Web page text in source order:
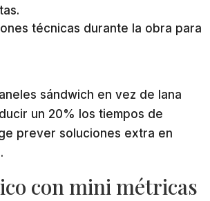
técnicas durante la obra para
sándwich en vez de lana
un 20% los tiempos de
prever soluciones extra en
con mini métricas